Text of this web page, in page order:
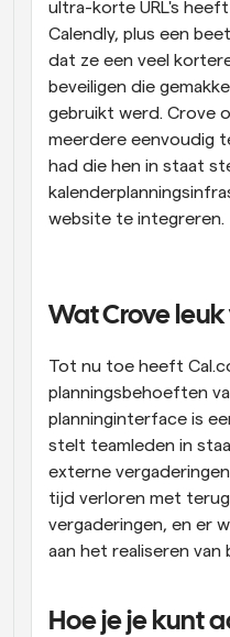
ultra-korte URL's
Calendly, plus een
dat ze een veel
beveiligen die
gebruikt werd. Crove
meerdere eenvoudig
had die hen in staat
website te integreren.
Wat Crove
Tot nu toe heeft
planningsbehoeften
planninginterface is
stelt teamleden in
externe
tijd verloren met
vergaderingen, en er
aan het realiseren van
Hoe je je kunt